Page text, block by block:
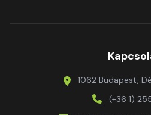
1062 Budapest,
(+36 1)